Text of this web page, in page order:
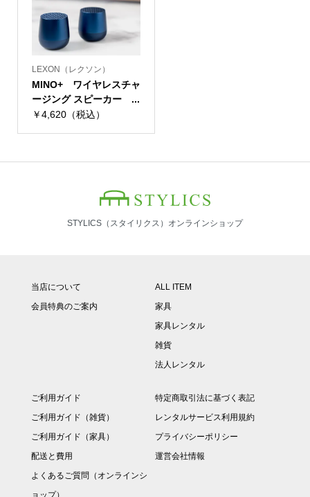
LEXON（レクソン）
MINO+ ワイヤレスチャ
ージング スピーカー ...
￥4,620（税込）
STYLICS（スタイリクス）オンラインショップ
当店について
会員特典のご案内
ALL ITEM
家具
家具レンタル
雑貨
法人レンタル
ご利用ガイド
ご利用ガイド（雑貨）
ご利用ガイド（家具）
配送と費用
よくあるご質問（オンラインシ
ョップ）
特定商取引法に基づく表記
レンタルサービス利用規約
プライバシーポリシー
運営会社情報